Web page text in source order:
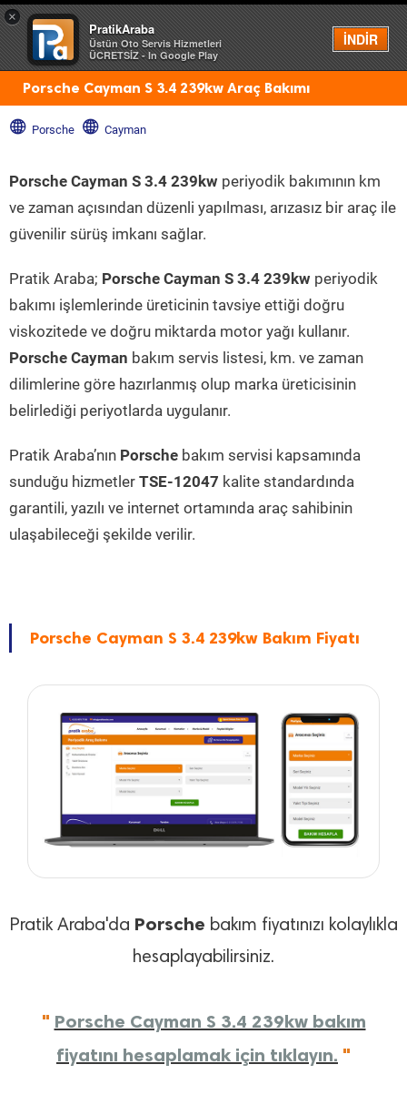
×
PratikAraba
Üstün Oto Servis Hizmetleri
ÜCRETSİZ - In Google Play
İNDİR
Menü
Porsche Cayman S 3.4 239kw Araç Bakımı
Porsche Cayman
Porsche Cayman S 3.4 239kw periyodik bakımının km
ve zaman açısından düzenli yapılması, arızasız bir araç ile
güvenilir sürüş imkanı sağlar.
Pratik Araba; Porsche Cayman S 3.4 239kw periyodik
bakımı işlemlerinde üreticinin tavsiye ettiği doğru
viskozitede ve doğru miktarda motor yağı kullanır.
Porsche Cayman bakım servis listesi, km. ve zaman
dilimlerine göre hazırlanmış olup marka üreticisinin
belirlediği periyotlarda uygulanır.
Pratik Araba’nın Porsche bakım servisi kapsamında
sunduğu hizmetler TSE-12047 kalite standardında
garantili, yazılı ve internet ortamında araç sahibinin
ulaşabileceği şekilde verilir.
Porsche Cayman S 3.4 239kw Bakım Fiyatı
Pratik Araba'da Porsche bakım fiyatınızı kolaylıkla
hesaplayabilirsiniz.
" Porsche Cayman S 3.4 239kw bakım
fiyatını hesaplamak için tıklayın. "